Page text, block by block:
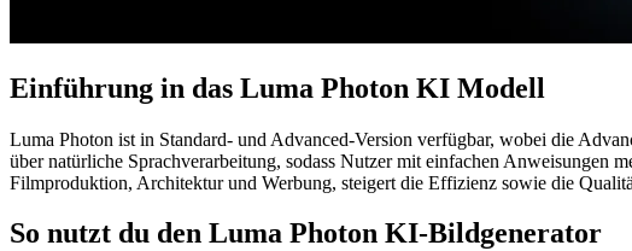
Einführung in das Luma Photon KI Modell
Luma Photon ist in Standard- und Advanced-Version verfügbar, wobei die
über natürliche Sprachverarbeitung, sodass Nutzer mit einfachen Anweisungen
Filmproduktion, Architektur und Werbung, steigert die Effizienz sowie die
So nutzt du den Luma Photon KI-Bildgenerator